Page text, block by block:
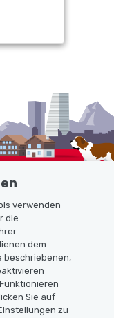
verwenden
die
dem
beschriebenen,
Sie auf
zu